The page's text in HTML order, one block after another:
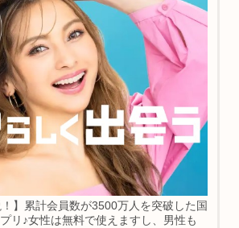
！】累計会員数が3500万人を突破した国
リ♪女性は無料で使えますし、男性も